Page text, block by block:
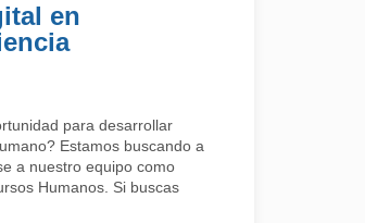
en
para desarrollar
Estamos buscando a
a nuestro equipo como
Humanos. Si buscas